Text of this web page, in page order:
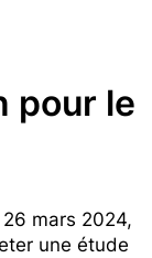
pour le
mars 2024,
une étude